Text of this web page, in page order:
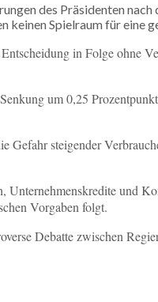
des Präsidenten
keinen Spielraum für eine
in Folge ohne
um 0,25
steigender
und
Vorgaben folgt.
Debatte zwischen